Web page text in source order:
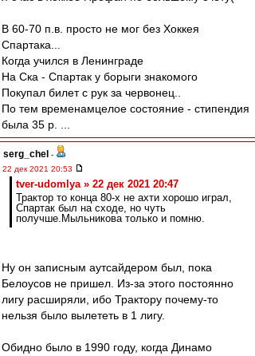
В 60-70 п.в. просто не мог без Хоккея
Спартака...
Когда учился в Ленинграде
На Ска - Спартак у борыги знакомого
Покупал билет с рук за червонец..
По тем временамцелое состояние - стипендия
была 35 р. ...
serg_chel -
22 дек 2021 20:53
tver-udomlya » 22 дек 2021 20:47
Трактор то конца 80-х не ахти хорошо играл,
Спартак был на сходе, но чуть
получше.Мыльникова только и помню.
Ну он записным аутсайдером был, пока
Белоусов не пришел. Из-за этого постоянно
лигу расширяли, ибо Трактору почему-то
нельзя было вылететь в 1 лигу.
Обидно было в 1990 году, когда Динамо